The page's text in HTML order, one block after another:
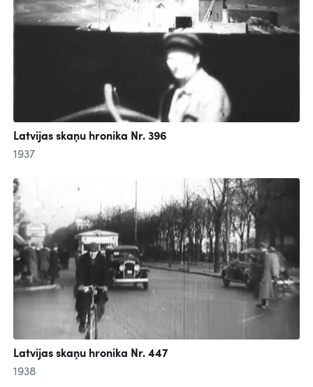
Latvijas skaņu hronika Nr. 396
1937
Skatīties
Latvijas skaņu hronika Nr. 447
1938